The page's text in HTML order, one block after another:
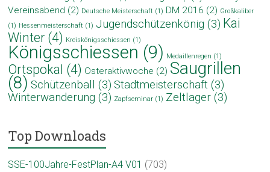
Vereinsabend (2) Deutsche Meisterschaft (1) DM 2016 (2) Großkaliber
(1) Hessenmeisterschaft (1) Jugendschützenkönig (3) Kai
Winter (4) Kreiskönigsschiessen (1)
Königsschiessen (9) Medaillenregen (1)
Ortspokal (4) Osteraktivwoche (2) Saugrillen
(8) Schützenball (3) Stadtmeisterschaft (3)
Winterwanderung (3) Zapfseminar (1) Zeltlager (3)
Top Downloads
SSE-100Jahre-FestPlan-A4 V01 (703)